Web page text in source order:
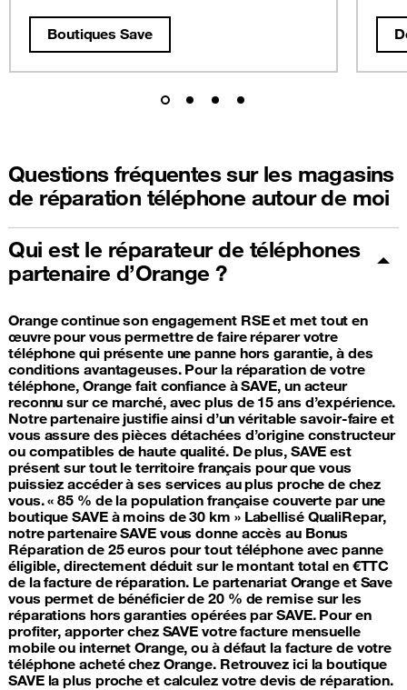
Boutiques Save
Questions fréquentes sur les magasins
de réparation téléphone autour de moi
Qui est le réparateur de téléphones
partenaire d’Orange ?
Orange continue son engagement RSE et met tout en
œuvre pour vous permettre de faire réparer votre
téléphone qui présente une panne hors garantie, à des
conditions avantageuses. Pour la réparation de votre
téléphone, Orange fait confiance à SAVE, un acteur
reconnu sur ce marché, avec plus de 15 ans d’expérience.
Notre partenaire justifie ainsi d’un véritable savoir-faire et
vous assure des pièces détachées d’origine constructeur
ou compatibles de haute qualité. De plus, SAVE est
présent sur tout le territoire français pour que vous
puissiez accéder à ses services au plus proche de chez
vous. « 85 % de la population française couverte par une
boutique SAVE à moins de 30 km » Labellisé QualiRepar,
notre partenaire SAVE vous donne accès au Bonus
Réparation de 25 euros pour tout téléphone avec panne
éligible, directement déduit sur le montant total en €TTC
de la facture de réparation. Le partenariat Orange et Save
vous permet de bénéficier de 20 % de remise sur les
réparations hors garanties opérées par SAVE. Pour en
profiter, apporter chez SAVE votre facture mensuelle
mobile ou internet Orange, ou à défaut la facture de votre
téléphone acheté chez Orange. Retrouvez ici la boutique
SAVE la plus proche et calculez votre devis de réparation.